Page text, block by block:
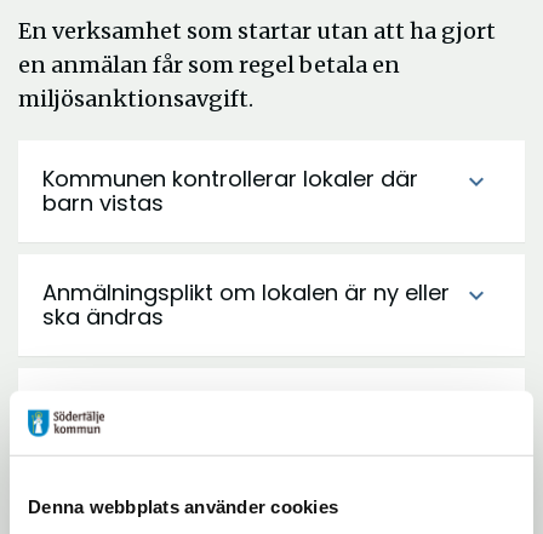
Denna webbplats använder cookies
En verksamhet som startar utan att ha gjort
en anmälan får som regel betala en
miljösanktionsavgift.
Kommunen kontrollerar lokaler där
barn vistas
expand_more
Anmälningsplikt om lokalen är ny eller
ska ändras
expand_more
Vilka typer av krav ställs på en lokal
där barn ska vistas?
Egenkontroll i skolor och förskolor